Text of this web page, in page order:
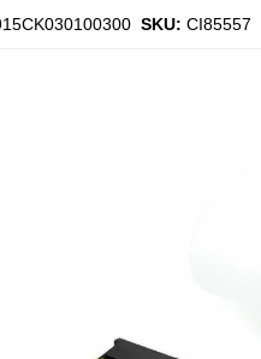
SKU: CI85557